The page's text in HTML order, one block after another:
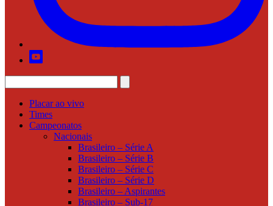
Placar ao vivo
Times
Campeonatos
Nacionais
Brasileiro – Série A
Brasileiro – Série B
Brasileiro – Série C
Brasileiro – Série D
Brasileiro – Aspirantes
Brasileiro – Sub-17